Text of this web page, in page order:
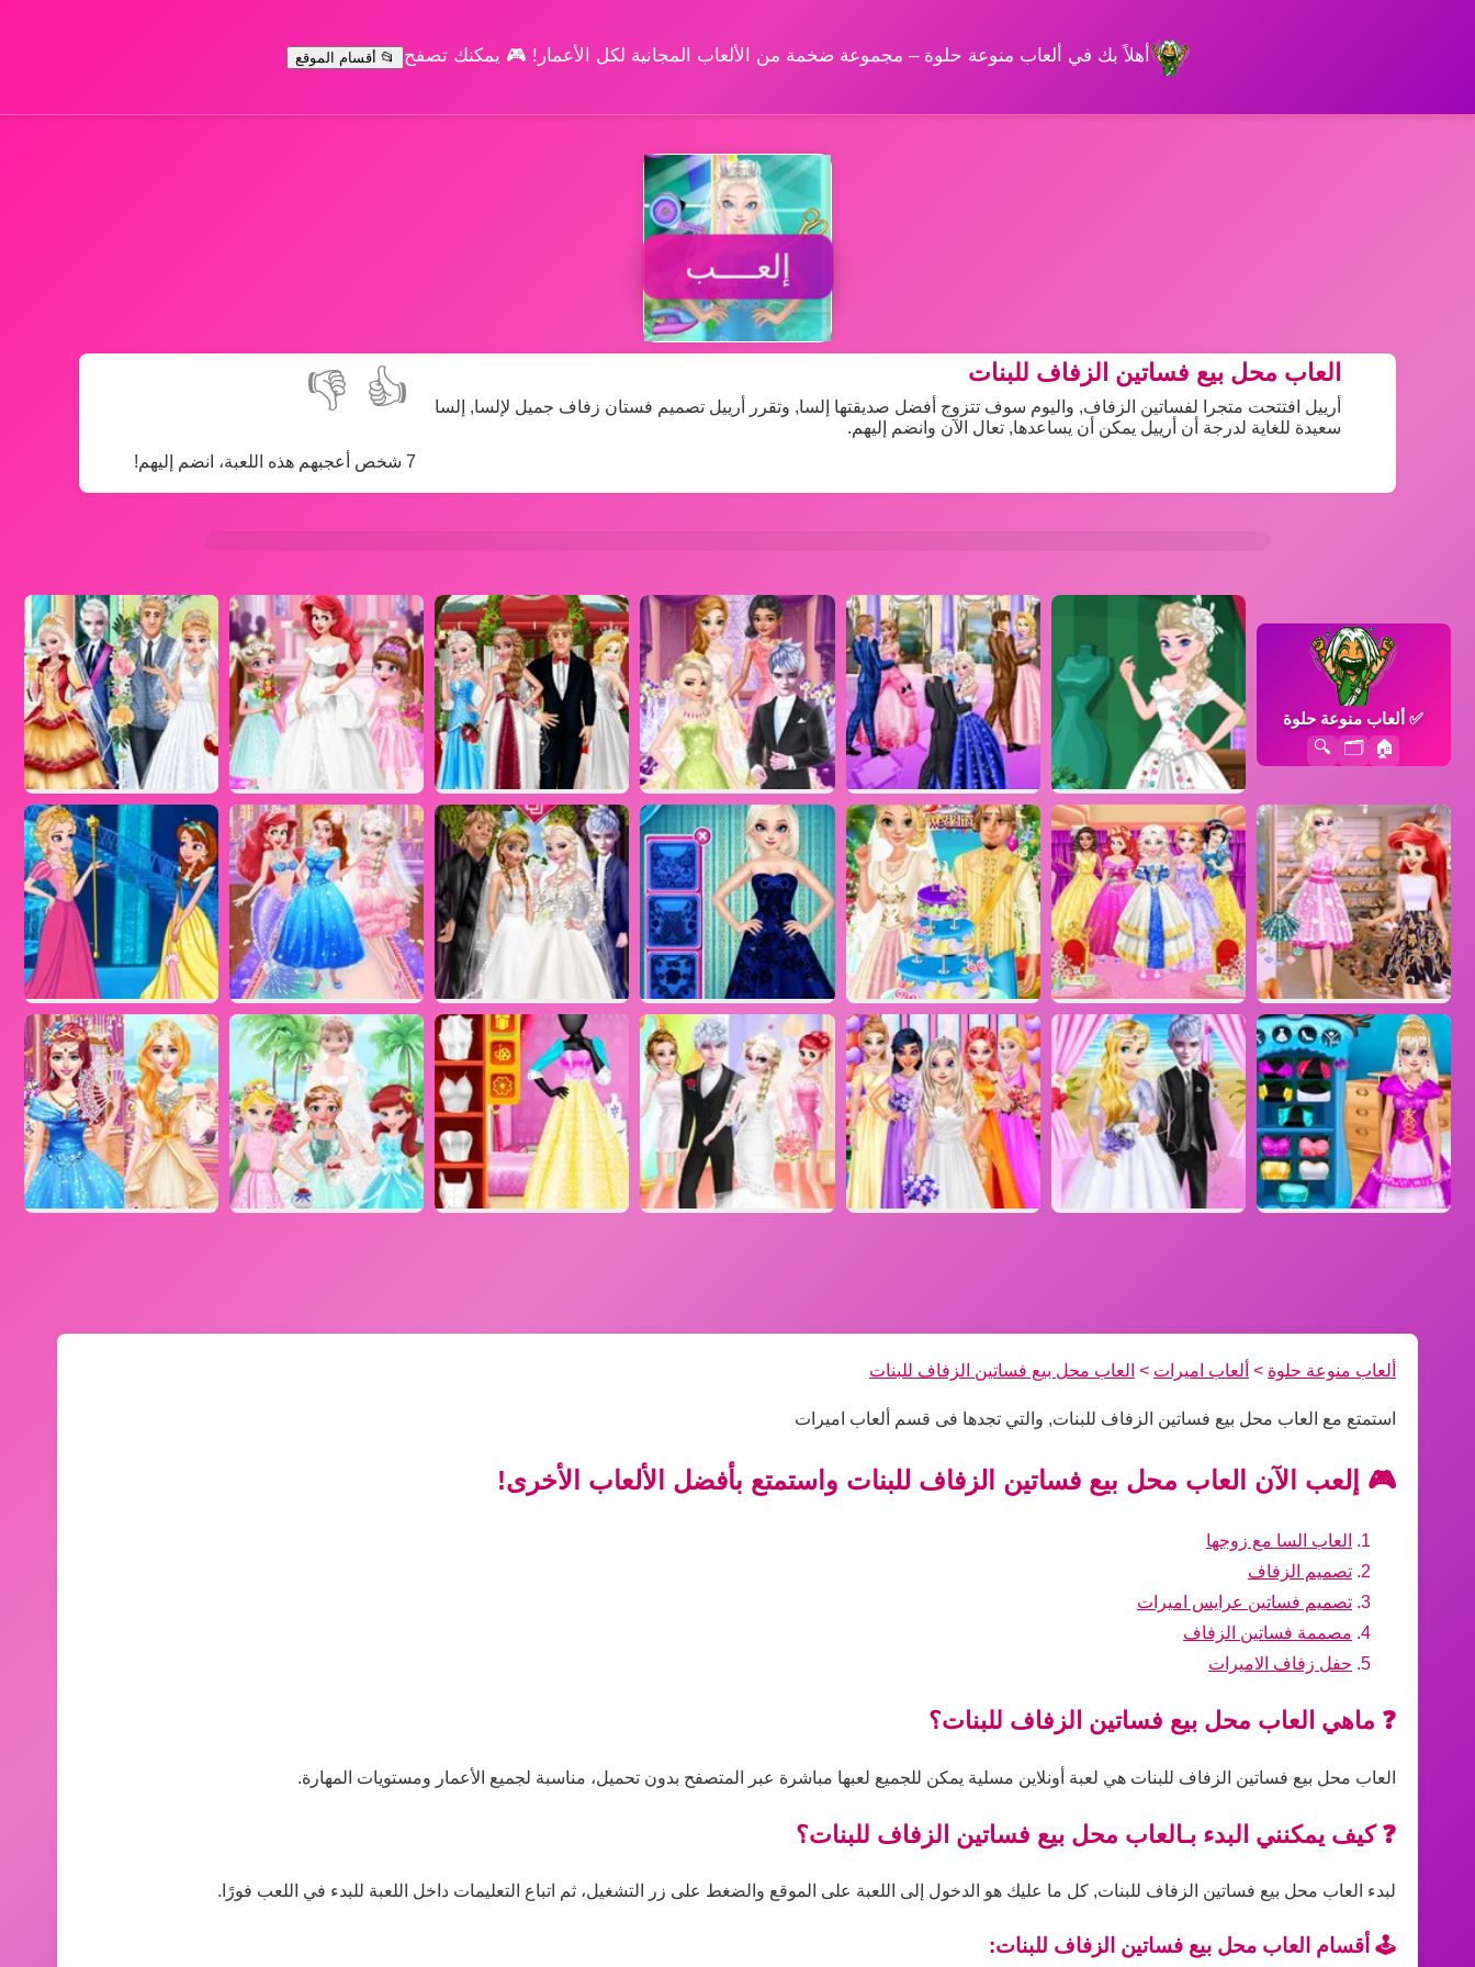
أهلاً بك في ألعاب منوعة حلوة – مجموعة ضخمة من الألعاب المجانية لكل الأعمار! 🎮 يمكنك تصفح 📂 أقسام الموقع
إلعــــب
👍
👎
7 شخص أعجبهم هذه اللعبة، انضم إليهم!
العاب محل بيع فساتين الزفاف للبنات
أرييل افتتحت متجرا لفساتين الزفاف, واليوم سوف تتزوج أفضل صديقتها إلسا, وتقرر أرييل تصميم فستان زفاف جميل لإلسا, إلسا
سعيدة للغاية لدرجة أن أرييل يمكن أن يساعدها, تعال الآن وانضم إليهم.
✅ألعاب منوعة حلوة
🏠
🗂️
🔍
ألعاب منوعة حلوة > ألعاب اميرات > العاب محل بيع فساتين الزفاف للبنات
استمتع مع العاب محل بيع فساتين الزفاف للبنات, والتي تجدها فى قسم ألعاب اميرات
🎮 إلعب الآن العاب محل بيع فساتين الزفاف للبنات واستمتع بأفضل الألعاب الأخرى!
العاب السا مع زوجها
تصميم الزفاف
تصميم فساتين عرايس اميرات
مصممة فساتين الزفاف
حفل زفاف الاميرات
❓ ماهي العاب محل بيع فساتين الزفاف للبنات؟
العاب محل بيع فساتين الزفاف للبنات هي لعبة أونلاين مسلية يمكن للجميع لعبها مباشرة عبر المتصفح بدون تحميل، مناسبة لجميع الأعمار ومستويات المهارة.
❓ كيف يمكنني البدء بـالعاب محل بيع فساتين الزفاف للبنات؟
لبدء العاب محل بيع فساتين الزفاف للبنات, كل ما عليك هو الدخول إلى اللعبة على الموقع والضغط على زر التشغيل، ثم اتباع التعليمات داخل اللعبة للبدء في اللعب فورًا.
🕹️ أقسام العاب محل بيع فساتين الزفاف للبنات: